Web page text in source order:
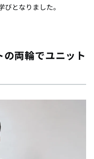
となりました。
両輪でユニット